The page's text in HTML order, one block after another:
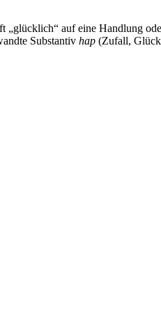
„glücklich“ auf eine Handlung
Substantiv hap (Zufall,